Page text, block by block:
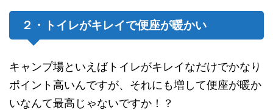
２・トイレがキレイで便座が暖かい
キャンプ場といえばトイレがキレイなだけでかなり
ポイント高いんですが、それにも増して便座が暖か
いなんて最高じゃないですか！？